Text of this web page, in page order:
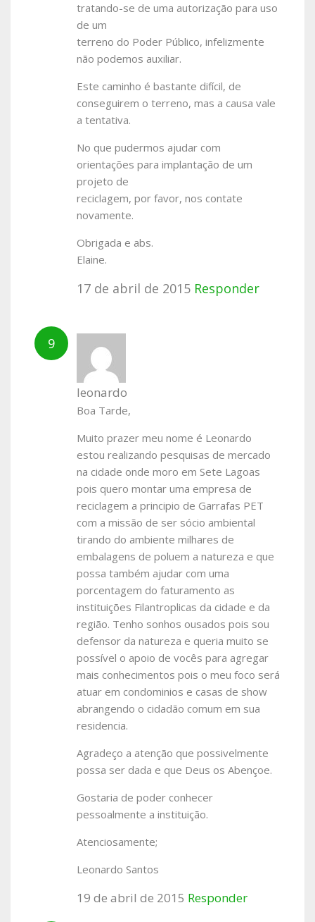
tratando-se de uma autorização para uso
de um
terreno do Poder Público, infelizmente
não podemos auxiliar.
Este caminho é bastante difícil, de
conseguirem o terreno, mas a causa vale
a tentativa.
No que pudermos ajudar com
orientações para implantação de um
projeto de
reciclagem, por favor, nos contate
novamente.
Obrigada e abs.
Elaine.
17 de abril de 2015 Responder
leonardo
Boa Tarde,
Muito prazer meu nome é Leonardo
estou realizando pesquisas de mercado
na cidade onde moro em Sete Lagoas
pois quero montar uma empresa de
reciclagem a principio de Garrafas PET
com a missão de ser sócio ambiental
tirando do ambiente milhares de
embalagens de poluem a natureza e que
possa também ajudar com uma
porcentagem do faturamento as
instituições Filantroplicas da cidade e da
região. Tenho sonhos ousados pois sou
defensor da natureza e queria muito se
possível o apoio de vocês para agregar
mais conhecimentos pois o meu foco será
atuar em condominios e casas de show
abrangendo o cidadão comum em sua
residencia.
Agradeço a atenção que possivelmente
possa ser dada e que Deus os Abençoe.
Gostaria de poder conhecer
pessoalmente a instituição.
Atenciosamente;
Leonardo Santos
19 de abril de 2015 Responder